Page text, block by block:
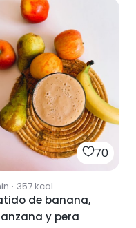
70
· 357kcal
de banana,
y pera